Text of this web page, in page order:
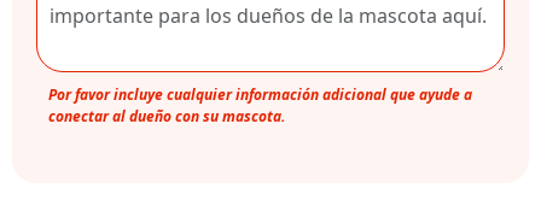
Por favor incluye cualquier información adicional que ayude a
conectar al dueño con su mascota.